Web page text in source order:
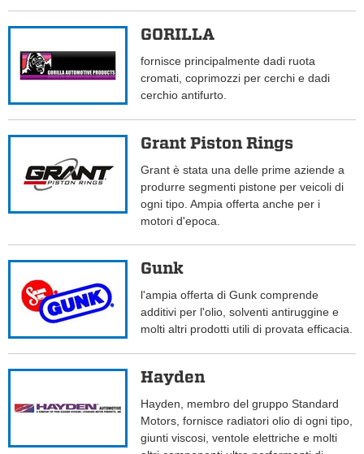
GORILLA
fornisce principalmente dadi ruota
cromati, coprimozzi per cerchi e dadi
cerchio antifurto.
Grant Piston Rings
Grant è stata una delle prime aziende a
produrre segmenti pistone per veicoli di
ogni tipo. Ampia offerta anche per i
motori d'epoca.
Gunk
l'ampia offerta di Gunk comprende
additivi per l'olio, solventi antiruggine e
molti altri prodotti utili di provata efficacia.
Hayden
Hayden, membro del gruppo Standard
Motors, fornisce radiatori olio di ogni tipo,
giunti viscosi, ventole elettriche e molti